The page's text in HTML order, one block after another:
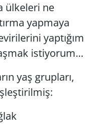
ülkeleri ne
yapmaya
yaptığım
istiyorum…
yaş grupları,